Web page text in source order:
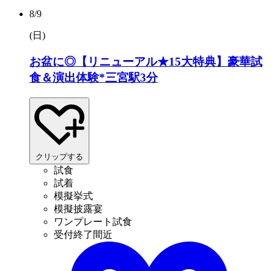
8/9
(日 )
お盆に◎【リニューアル★15大特典】豪華試
食＆演出体験*三宮駅3分
クリップする
試食
試着
模擬挙式
模擬披露宴
ワンプレート試食
受付終了間近